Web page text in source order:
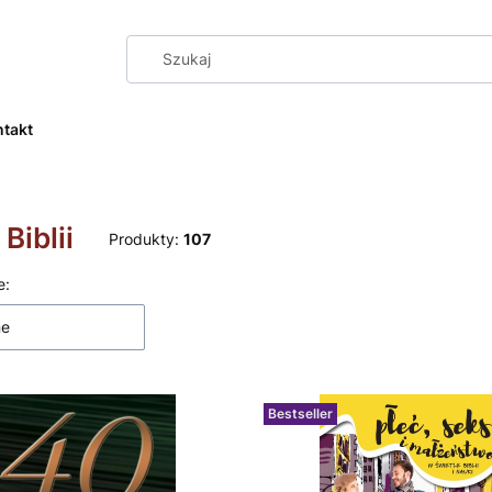
Biblii Produkty: 107
Bestseller